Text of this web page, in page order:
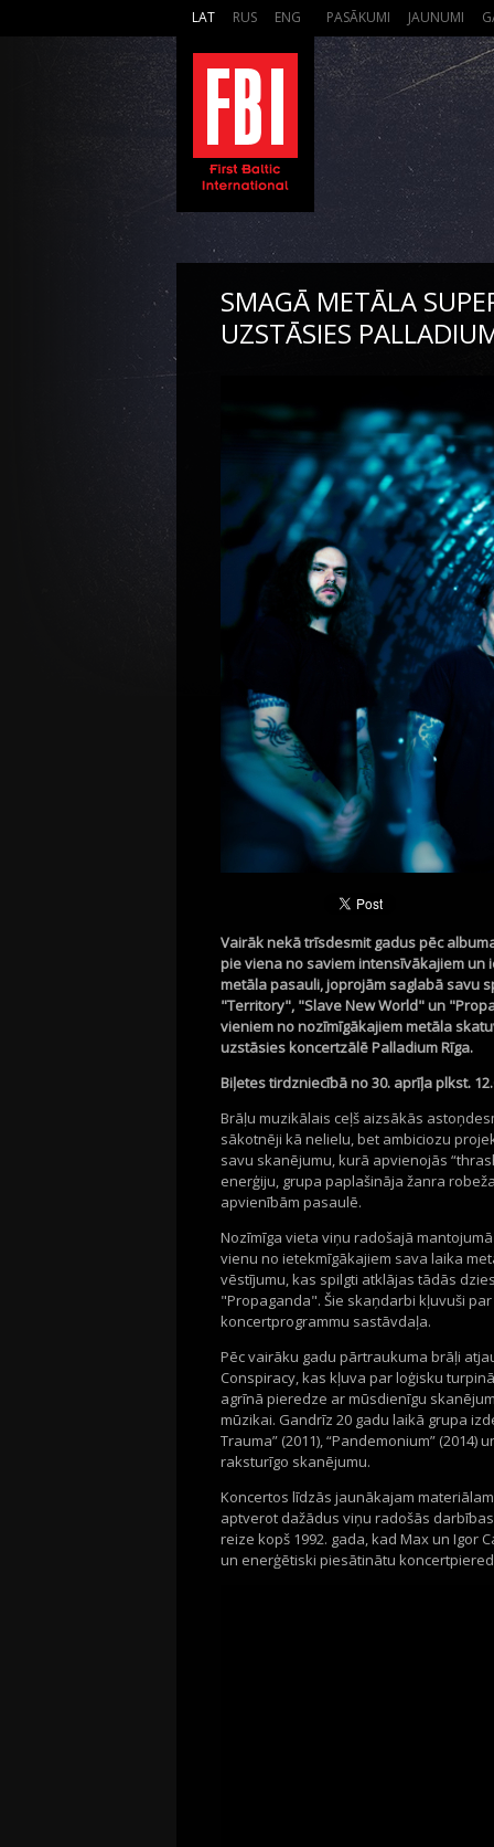
LAT RUS ENG PASĀKUMI JAUNUMI
SMAGĀ METĀLA
UZSTĀSIES
Vairāk nekā trīsdesmit gadus pēc
pie viena no saviem intensīvākajiem un
metāla pasauli, joprojām saglabā savu
"Territory", "Slave New World" un
vieniem no nozīmīgākajiem metāla
uzstāsies koncertzālē Palladium Rīga.
Biļetes tirdzniecībā no 30. aprīļa plkst.
Brāļu muzikālais ceļš aizsākās
sākotnēji kā nelielu, bet ambiciozu
savu skanējumu, kurā apvienojās
enerģiju, grupa paplašināja žanra
apvienībām pasaulē.
Nozīmīga vieta viņu radošajā
vienu no ietekmīgākajiem sava laika
vēstījumu, kas spilgti atklājas tādās
"Propaganda". Šie skaņdarbi kļuvuši
koncertprogrammu sastāvdaļa.
Pēc vairāku gadu pārtraukuma brāļi
Conspiracy, kas kļuva par loģisku
agrīnā pieredze ar mūsdienīgu
mūzikai. Gandrīz 20 gadu laikā grupa
Trauma” (2011), “Pandemonium”
raksturīgo skanējumu.
Koncertos līdzās jaunākajam
aptverot dažādus viņu radošās
reize kopš 1992. gada, kad Max un Igor
un enerģētiski piesātinātu